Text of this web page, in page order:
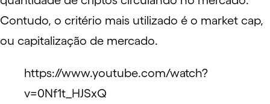
Contudo, o critério mais utilizado é o market cap,
ou capitalização de mercado.
https://www.youtube.com/watch?
v=0Nf1t_HJSxQ